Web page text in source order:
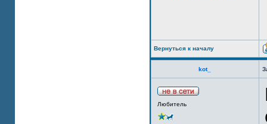
Вернуться к началу
kot_
Любитель